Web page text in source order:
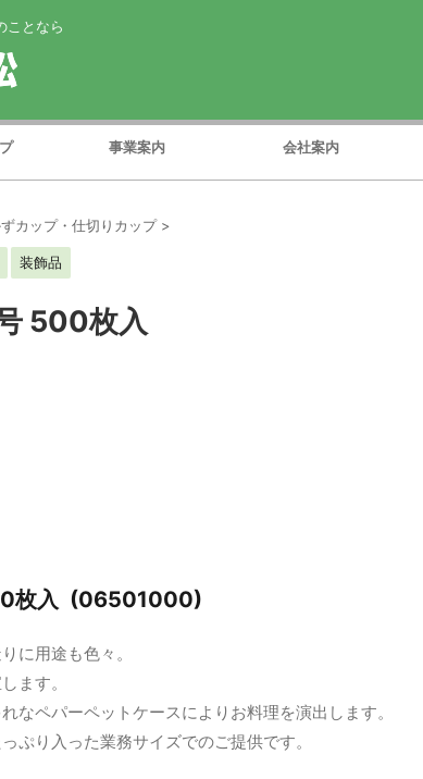
ことなら
事業案内 会社案内
カップ・仕切りカップ >
装飾品
500枚入
枚入 (06501000)
に用途も色々。
ます。
なペパーペットケースによりお料理を演出します。
ぷり入った業務サイズでのご提供です。